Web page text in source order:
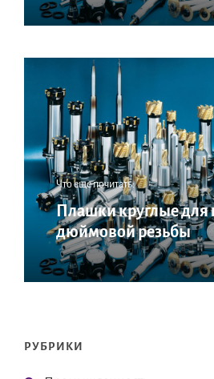
Что еще почитать:
Плашки круглые для
дюймовой резьбы
РУБРИКИ